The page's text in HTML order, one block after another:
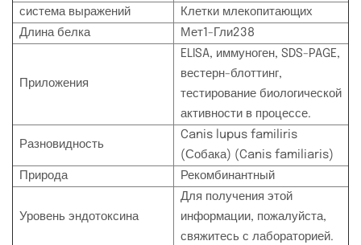
система выражений
Клетки млекопитающих
Длина белка
Мет1-Гли238
Приложения
ELISA, иммуноген, SDS-PAGE,
вестерн-блоттинг,
тестирование биологической
активности в процессе.
Разновидность
Canis lupus familiris
(Собака) (Canis familiaris)
Природа
Рекомбинантный
Уровень эндотоксина
Для получения этой
информации, пожалуйста,
свяжитесь с лабораторией.